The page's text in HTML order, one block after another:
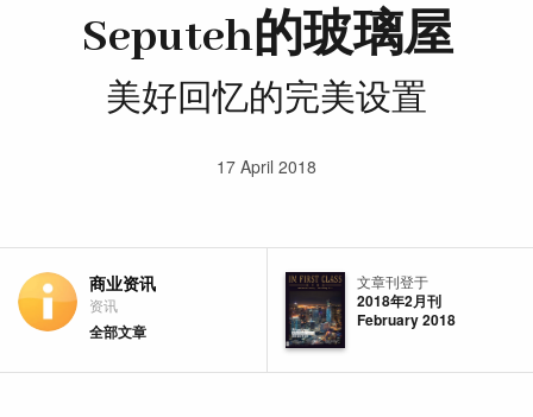
Seputeh的玻璃屋
美好回忆的完美设置
17 April 2018
商业资讯
资讯
全部文章
文章刊登于
2018年2月刊
February 2018